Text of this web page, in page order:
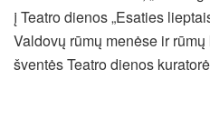
į Teatro dienos „Esaties
Valdovų rūmų menėse ir
šventės Teatro dienos